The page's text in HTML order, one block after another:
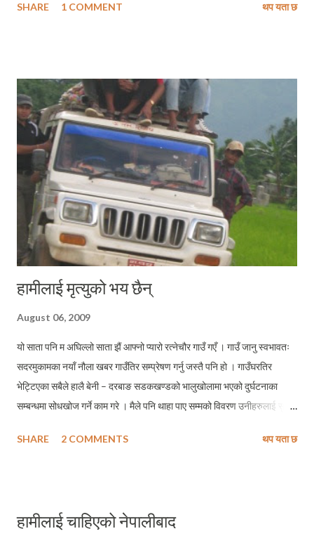
व्यवस्थाका विरुद्धमा विद्रोहको आगो ओकल्नहरुको अग्रपंक्तिमा उभिई आफ्नो
एक अनुशासित र संघर्षशिल शैक्षिक सिपाही गुमाएको कुरामा कसैको दुई मत नरहला ।
स्व. बोगटीको आत्माको चीर शान्तिका लागि म भगवान्सँग प्रार्थना गर्दछु । साथै उहाँले
प्रशस्त गरिदिएको शैक्षिक यात्रामा अगाडि बढ्न सबैलाई प्रेरणा मिलोस् !
SHARE 1 COMMENT थप यता छ
हामीलाई मृत्युको भय छैन्
August 06, 2009
यो साता पनि म अघिल्लो साता झैं आफ्नो प्यारो रत्नेचौर गाउँ गएँ । गाउँ जानु स्वभावतः
सदरमुकामका नयाँ नौला खबर गाउँतिर सम्प्रेषण गर्नु जस्तै पनि हो । गाउँघरतिर
भेट्टिएका सबैले हालै बेनी – दरबाङ सडकखण्डको भालुखोलामा भएको दुर्घटनाका
सम्बन्धमा सोधखोज गर्ने काम गरे । मैले पनि थाहा पाए सम्मको विवरण उनीहरुलाई सुनाई
ग्रामिण सडकमा बागलुङबाट भकुण्डेका लागि आउँदै गरेको यो जीपलाई देखेँ । १२–१४
SHARE 2 COMMENTS थप यता छ
हामीलाई चाहिएको नेपालीबाद